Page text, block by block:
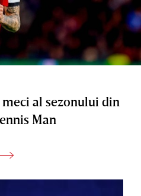
al sezonului din
Man